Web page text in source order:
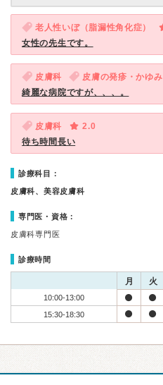
老人性いぼ（脂漏性角化症）
女性の先生です。
皮膚科 皮膚の発疹・かゆみ
綺麗な病院ですが、、、。
皮膚科
2.0
待ち時間長い
診療科目：
皮膚科、美容皮膚科
専門医・資格：
皮膚科専門医
診療時間
月 火
10:00-13:00
15:30-18:30